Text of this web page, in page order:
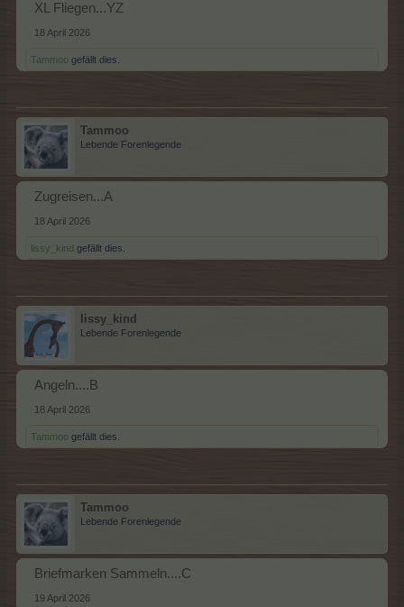
XL Fliegen...YZ
18 April 2026
Tammoo gefällt dies.
Tammoo
Lebende Forenlegende
Zugreisen...A
18 April 2026
lissy_kind gefällt dies.
lissy_kind
Lebende Forenlegende
Angeln....B
18 April 2026
Tammoo gefällt dies.
Tammoo
Lebende Forenlegende
Briefmarken Sammeln....C
19 April 2026